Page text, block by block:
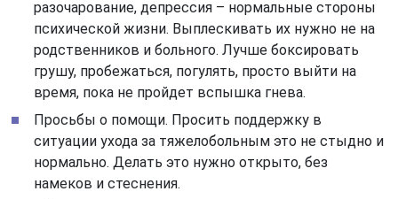
разочарование, депрессия – нормальные стороны
психической жизни. Выплескивать их нужно не на
родственников и больного. Лучше боксировать
грушу, пробежаться, погулять, просто выйти на
время, пока не пройдет вспышка гнева.
Просьбы о помощи. Просить поддержку в
ситуации ухода за тяжелобольным это не стыдно и
нормально. Делать это нужно открыто, без
намеков и стеснения.